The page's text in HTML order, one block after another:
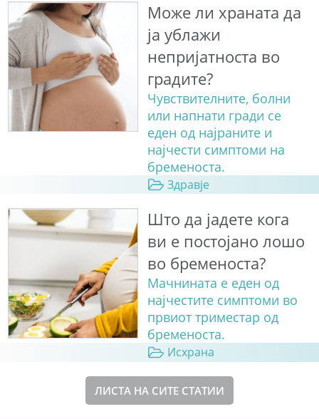
Може ли храната да
ја ублажи
непријатноста во
градите?
Чувствителните, болни
или напнати гради се
еден од најраните и
најчести симптоми на
бременоста.
Здравје
Што да јадете кога
ви е постојано лошо
во бременоста?
Мачнината е еден од
најчестите симптоми во
првиот триместар од
бременоста.
Исхрана
ЛИСТА НА СИТЕ СТАТИИ